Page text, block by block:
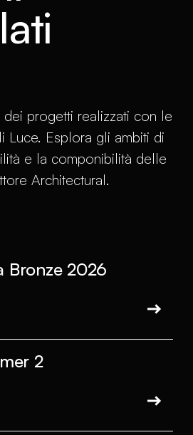
progetti realizzati con le
Luce. Esplora gli ambiti di
e la componibilità delle
Architectural.
Bronze 2026
2